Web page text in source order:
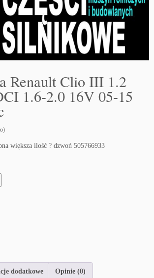
Renault Clio III 1.2
1.6-2.0 16V 05-15
większa ilość ? dzwoń 505766933
dodatkowe Opinie (0)